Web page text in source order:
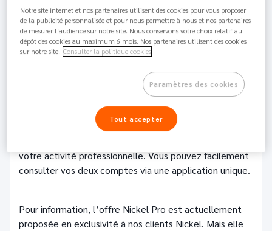
Article mis à jour par Amanda
weeks - 1 minutes de lecture
J'ai déjà un compte Nickel
Perso, puis-je avoir un compte
Pro en plus ?
Partager
Vous pouvez avoir un compte Nickel Perso pour gérer
votre activité professionnelle. Vous pouvez facilement
consulter vos deux comptes via une application unique.
Pour information, l’offre Nickel Pro est actuellement
proposée en exclusivité à nos clients Nickel. Mais elle
Notre site internet et nos partenaires utilisent des cookies pour vous proposer
de la publicité personnalisée et pour nous permettre à nous et nos partenaires
de mesurer l’audience sur notre site. Nous conservons votre choix relatif au
dépôt des cookies au maximum 6 mois. Nos partenaires utilisent des cookies
sur notre site. Consulter la politique cookies
Paramètres des cookies
Tout accepter